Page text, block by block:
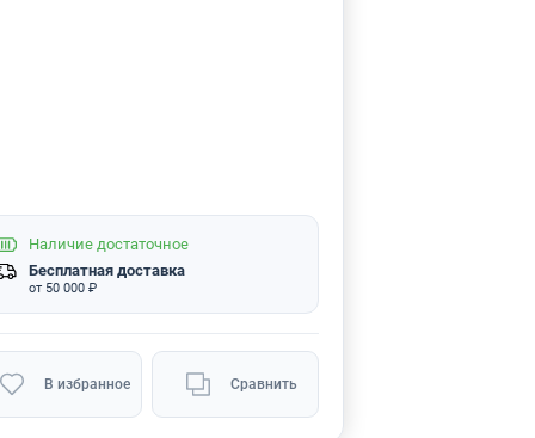
Наличие достаточное
Бесплатная доставка
от 50 000 ₽
В избранное Сравнить